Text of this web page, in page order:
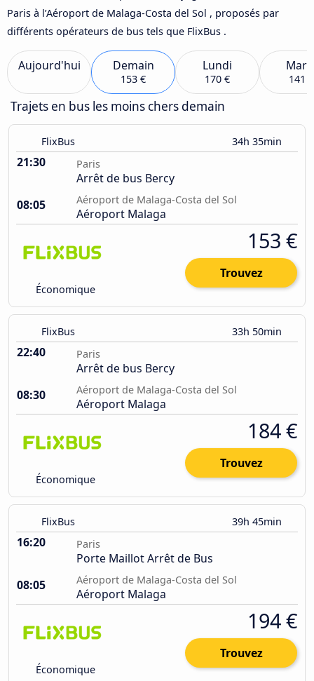
Paris à l’Aéroport de Malaga-Costa del Sol , proposés par
différents opérateurs de bus tels que FlixBus .
Aujourd'hui Demain
153 €
Lundi
170 € 141 €
Trajets en bus les moins chers demain
FlixBus 34h 35min
21:30 Paris
Arrêt de bus Bercy
08:05
Aéroport de Malaga-Costa del Sol
Aéroport Malaga
Économique
153 €
Trouvez
FlixBus 33h 50min
22:40 Paris
Arrêt de bus Bercy
08:30
Aéroport de Malaga-Costa del Sol
Aéroport Malaga
Économique
184 €
Trouvez
FlixBus 39h 45min
16:20 Paris
Porte Maillot Arrêt de Bus
08:05
Aéroport de Malaga-Costa del Sol
Aéroport Malaga
Économique
194 €
Trouvez